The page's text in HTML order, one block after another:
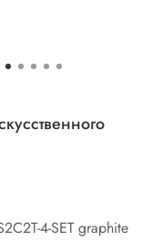
4-SET graphite